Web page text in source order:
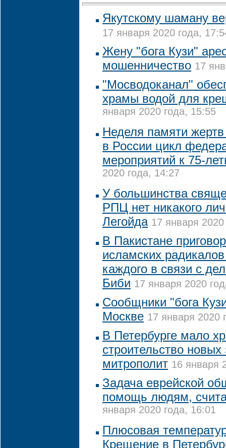
Якутскому шаману
17 января 2020 года,
Жену "бога Кузи"
мошенничество 17
"Мосводоканал"
храмы водой для
января 2020 года, 15:55
Неделя памяти жертв
в России цикл
мероприятий к 75-
2020 года, 14:27
У большинства
РПЦ нет никакого
Легойда 17 января
В Пакистане
исламских
каждого в связи с
Биби 17 января 2020
Сообщники "бога
Москве 17 января 2020
В Петербурге мало
строительство новых
митрополит 16 января
Задача еврейской
помощь людям,
января 2020 года, 16:01
Плюсовая
Крещение в